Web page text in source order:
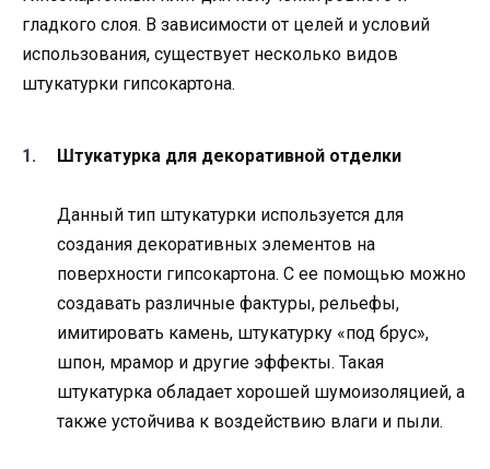
гладкого слоя. В зависимости от целей и условий
использования, существует несколько видов
штукатурки гипсокартона.
Штукатурка для декоративной отделки
Данный тип штукатурки используется для
создания декоративных элементов на
поверхности гипсокартона. С ее помощью можно
создавать различные фактуры, рельефы,
имитировать камень, штукатурку «под брус»,
шпон, мрамор и другие эффекты. Такая
штукатурка обладает хорошей шумоизоляцией, а
также устойчива к воздействию влаги и пыли.